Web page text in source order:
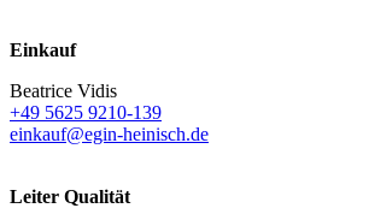
Einkauf
Beatrice Vidis
+49 5625 9210-139
einkauf@egin-heinisch.de
Leiter Qualität